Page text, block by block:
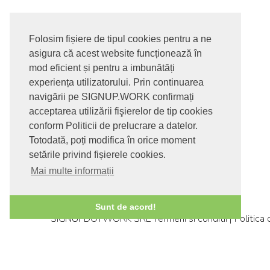
Folosim fișiere de tipul cookies pentru a ne
asigura că acest website funcționează în
mod eficient și pentru a imbunătăți
experiența utilizatorului. Prin continuarea
navigării pe SIGNUP.WORK confirmați
acceptarea utilizării fişierelor de tip cookies
conform Politicii de prelucrare a datelor.
Totodată, poți modifica în orice moment
setările privind fișierele cookies.
Mai multe informații
Sunt de acord!
© 2017-2026. Toate drepturile rezervate
SIGNUPDOTWORK SRLTermeni si conditii | Politica